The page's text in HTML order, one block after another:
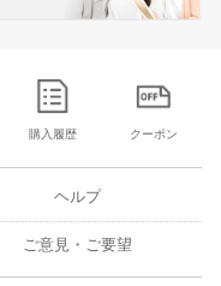
購入履歴 クーポン
ヘルプ
ご意見・ご要望